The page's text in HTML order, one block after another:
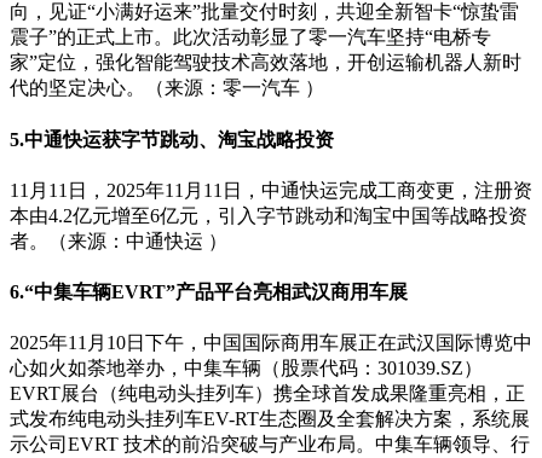
向，见证“小满好运来”批量交付时刻，共迎全新智卡“惊蛰雷
震子”的正式上市。此次活动彰显了零一汽车坚持“电桥专
家”定位，强化智能驾驶技术高效落地，开创运输机器人新时
代的坚定决心。（来源：零一汽车 ）
5.中通快运获字节跳动、淘宝战略投资
11月11日，2025年11月11日，中通快运完成工商变更，注册资
本由4.2亿元增至6亿元，引入字节跳动和淘宝中国等战略投资
者。（来源：中通快运 ）
6.“中集车辆EVRT”产品平台亮相武汉商用车展
2025年11月10日下午，中国国际商用车展正在武汉国际博览中
心如火如荼地举办，中集车辆（股票代码：301039.SZ）
EVRT展台（纯电动头挂列车）携全球首发成果隆重亮相，正
式发布纯电动头挂列车EV-RT生态圈及全套解决方案，系统展
示公司EVRT 技术的前沿突破与产业布局。中集车辆领导、行